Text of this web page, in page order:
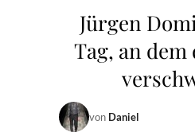
Jürgen
Tag, an dem
von Daniel